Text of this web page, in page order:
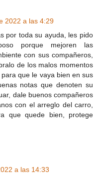
2022 a las 4:29
por toda su ayuda, les pido
porque mejoren las
con sus compañeros,
de los malos momentos
que le vaya bien en sus
notas que denoten su
dale buenos compañeros
con el arreglo del carro,
que quede bien, protege
a las 14:33